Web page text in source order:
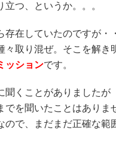
つ、というか。。。
存在していたのですが・
取り混ぜ。そこを解き
ッションです。
聞くことがありました
を聞いたことはありま
で、まだまだ正確な範